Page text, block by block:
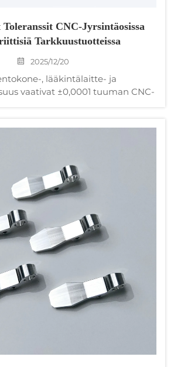
CNC-Jyrsintäosissa
Tarkkuustuotteissa
2025/12/20
, lääkintälaitte- ja
vaativat ±0,0001 tuuman CNC-
Ota selvää teknologiasta,